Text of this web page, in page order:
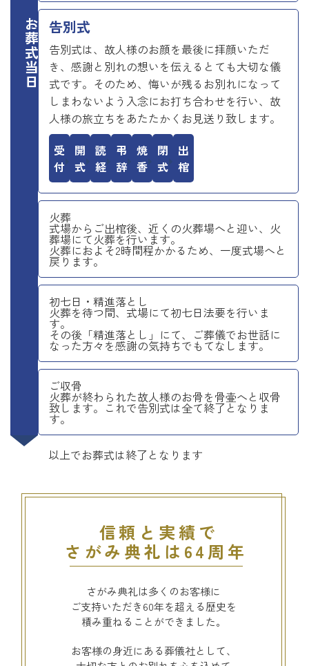
お葬式当日 告別式
告別式は、故人様のお顔を最後に拝顔いただ
き、感謝と別れの想いを伝えるとても大切な儀
式です。そのため、悔いが残るお別れになって
しまわないよう入念にお打ち合わせを行い、故
人様の旅立ちをあたたかくお見送り致します。
受付 開式 読経 弔辞 焼香 閉式 出棺
火葬
式場からご出棺後、近くの火葬場へと迎い、火
葬場にて火葬を行います。
火葬におよそ2時間程かかるため、一度式場へと
戻ります。
初七日・精進落とし
火葬を待つ間、式場にて初七日法要を行いま
す。
その後「精進落とし」にて、ご葬儀でお世話に
なった方々を感謝の気持ちでもてなします。
ご収骨
火葬が終わられた故人様のお骨を骨壷へと収骨
致します。これで告別式は全て終了となりま
す。
以上でお葬式は終了となります
信頼と実績で
さがみ典礼は64周年
さがみ典礼は多くのお客様に
ご支持いただき60年を超える歴史を
積み重ねることができました。
お客様の身近にある葬儀社として、